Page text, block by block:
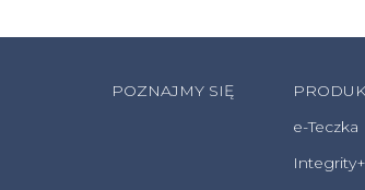
POZNAJMY SIĘ
e-Teczka
Integrity+